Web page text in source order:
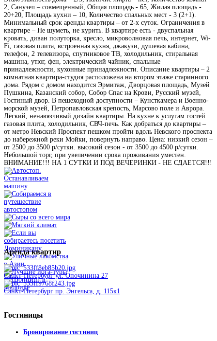
2, Санузел – совмещенный, Общая площадь - 65, Жилая площадь -
20+20, Площадь кухни – 10, Количество спальных мест - 3 (2+1).
Минимальный срок аренды квартиры – от 2-х суток. Ограничения в
квартире – Не шуметь, не курить. В квартире есть - двуспальная
кровать, диван полуторка, кресло, микроволновая печь, интернет, Wi-
Fi, газовая плита, встроенная кухня, джакузи, душевая кабина,
телефон, 2 телевизора, спутниковое ТВ, холодильник, стиральная
машина, утюг, фен, электрический чайник, спальные
принадлежности, кухонные принадлежности. Описание квартиры – 2
комнатная квартира-студия расположена на втором этаже старинного
дома. Рядом с домом находится Эрмитаж, Дворцовая площадь, Музей
Пушкина, Казанский собор, Собор Спас на Крови, Русский музей,
Гостиный двор. В пешеходной доступности – Кунсткамера и Военно-
морской музей, Петропавловская крепость, Марсово поле и Аврора.
Лёгкий, ненавязчивый дизайн квартиры. На кухне к услугам гостей
газовая плита, холодильник, СВЧ-печь. Как добраться до квартиры –
от метро Невский Проспект пешком пройти вдоль Невского проспекта
до набережной реки Мойки, повернуть направо. Цена: низкий сезон –
от 2500 до 3500 р/сутки. высокий сезон - от 3500 до 4500 р/сутки.
Небольшой торг, при увеличении срока проживания уместен.
ВНИМАНИЕ!!! НА 1 СУТКИ И ПОД ВЕЧЕРИНКИ - НЕ СДАЕТСЯ!!!
Арендаквартир
Санкт-Петербург ул. Опочинина 27
Санкт-Петербург пр. Энгельса, д. 115к1
Гостиницы
Бронирование гостиниц